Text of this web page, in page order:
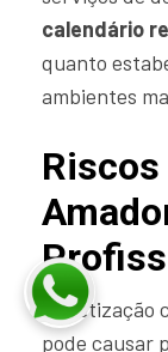
calendário
quanto
ambientes
Dedetização
pode causar